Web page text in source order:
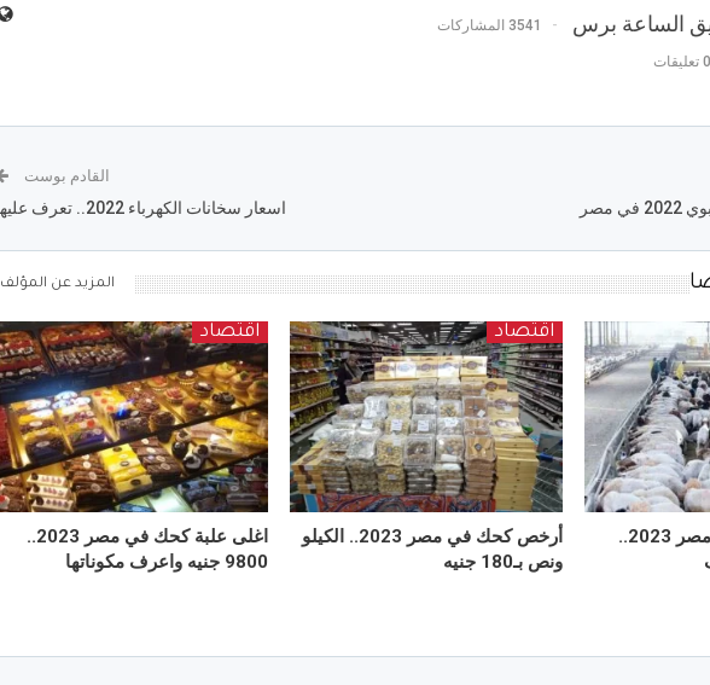
الساعة برس 3541 المشاركات
0 تعليقات
مصر
القادم بوست
اسعار سخانات الكهرباء 2022.. تعرف عليها
المزيد عن المؤلف
أسعار الأضاحي في مصر 2023..
اقتصاد
أرخص كحك في مصر 2023.. الكيلو
ونص بـ180 جنيه
اقتصاد
اغلى علبة كحك في مصر 2023..
9800 جنيه واعرف مكوناتها